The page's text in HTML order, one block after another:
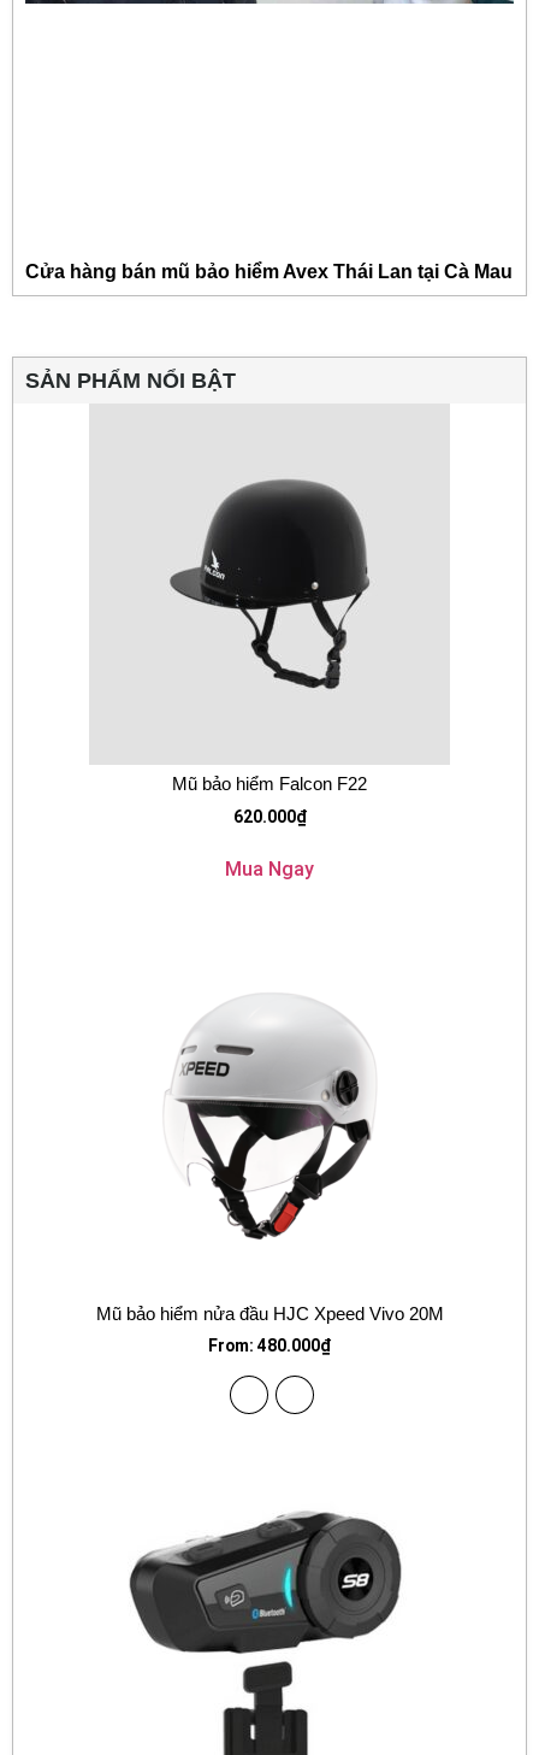
Cửa hàng bán mũ bảo hiểm Avex Thái Lan tại Cà Mau
SẢN PHẨM NỔI BẬT
Mũ bảo hiểm Falcon F22
620.000₫
Mua Ngay
Mũ bảo hiểm nửa đầu HJC Xpeed Vivo 20M
From: 480.000₫